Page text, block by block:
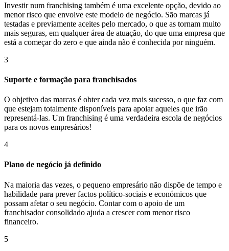
Investir num franchising também é uma excelente opção, devido ao
menor risco que envolve este modelo de negócio. São marcas já
testadas e previamente aceites pelo mercado, o que as tornam muito
mais seguras, em qualquer área de atuação, do que uma empresa que
está a começar do zero e que ainda não é conhecida por ninguém.
3
Suporte e formação para franchisados
O objetivo das marcas é obter cada vez mais sucesso, o que faz com
que estejam totalmente disponíveis para apoiar aqueles que irão
representá-las. Um franchising é uma verdadeira escola de negócios
para os novos empresários!
4
Plano de negócio já definido
Na maioria das vezes, o pequeno empresário não dispõe de tempo e
habilidade para prever factos político-sociais e económicos que
possam afetar o seu negócio. Contar com o apoio de um
franchisador consolidado ajuda a crescer com menor risco
financeiro.
5